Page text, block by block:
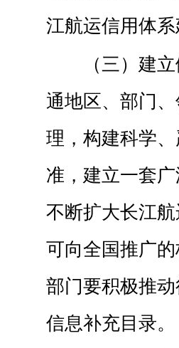
江航运信用体
（三）建
通地区、部门
理，构建科学
准，建立一套
不断扩大长江
可向全国推广
部门要积极推
信息补充目录。